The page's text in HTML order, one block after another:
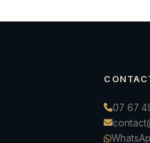
07 67